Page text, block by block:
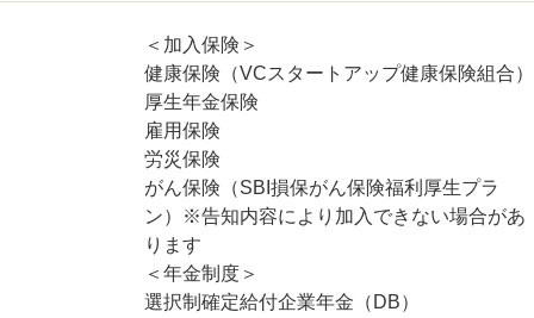
＜加入保険＞
健康保険（VCスタートアップ健康保険組合）
厚生年金保険
雇用保険
労災保険
がん保険（SBI損保がん保険福利厚生プラ
ン）※告知内容により加入できない場合があ
ります
＜年金制度＞
選択制確定給付企業年金（DB）